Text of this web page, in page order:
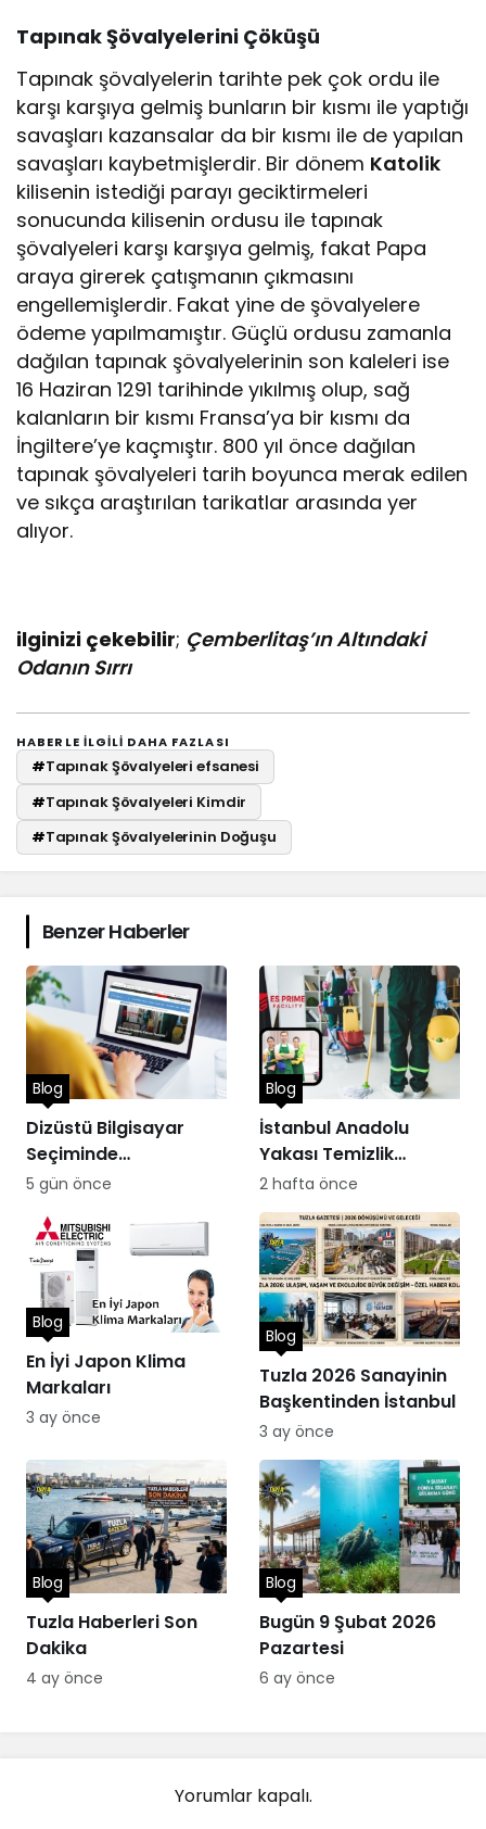
Tapınak Şövalyelerini Çöküşü
Tapınak şövalyelerin tarihte pek çok ordu ile
karşı karşıya gelmiş bunların bir kısmı ile yaptığı
savaşları kazansalar da bir kısmı ile de yapılan
savaşları kaybetmişlerdir. Bir dönem Katolik
kilisenin istediği parayı geciktirmeleri
sonucunda kilisenin ordusu ile tapınak
şövalyeleri karşı karşıya gelmiş, fakat Papa
araya girerek çatışmanın çıkmasını
engellemişlerdir. Fakat yine de şövalyelere
ödeme yapılmamıştır. Güçlü ordusu zamanla
dağılan tapınak şövalyelerinin son kaleleri ise
16 Haziran 1291 tarihinde yıkılmış olup, sağ
kalanların bir kısmı Fransa’ya bir kısmı da
İngiltere’ye kaçmıştır. 800 yıl önce dağılan
tapınak şövalyeleri tarih boyunca merak edilen
ve sıkça araştırılan tarikatlar arasında yer
alıyor.
ilginizi çekebilir; Çemberlitaş’ın Altındaki
Odanın Sırrı
HABERLE ILGILI DAHA FAZLASI
#Tapınak Şövalyeleri efsanesi
#Tapınak Şövalyeleri Kimdir
#Tapınak Şövalyelerinin Doğuşu
Benzer Haberler
Dizüstü Bilgisayar
Seçiminde
Performans
Blog
5 gün önce
İstanbul Anadolu
Yakası Temizlik
Hizmetleri
Blog
2 hafta önce
En İyi Japon Klima
Markaları
Blog
3 ay önce
Tuzla 2026 Sanayinin
Başkentinden İstanbul
Blog
3 ay önce
Tuzla Haberleri Son
Dakika
Blog
4 ay önce
Bugün 9 Şubat 2026
Pazartesi
Blog
6 ay önce
Yorumlar kapalı.